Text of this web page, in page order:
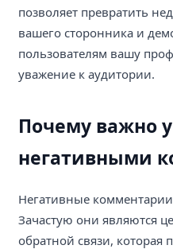
позволяет превратить
вашего сторонника и
пользователям вашу
уважение к аудитории.
Почему важно
негативными
Негативные комментарии
Зачастую они являются
обратной связи, которая